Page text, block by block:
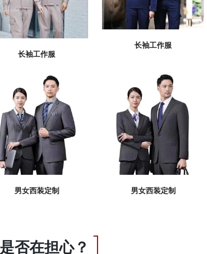
长袖工作服
长袖工作服
男女西装定制 男女西装定制
否在担心？